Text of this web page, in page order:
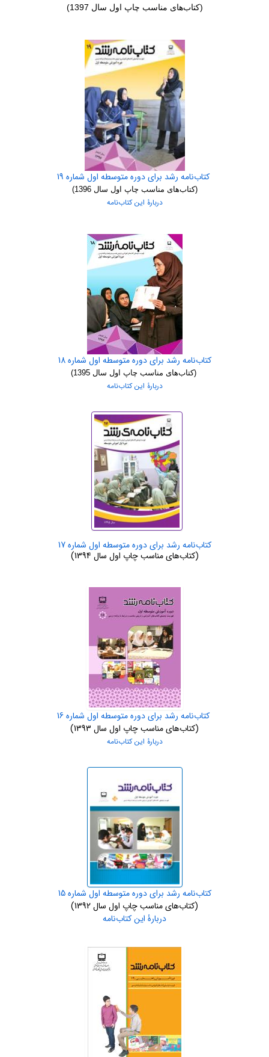
(کتاب‌های مناسب چاپ اول سال 1397)
کتاب‌نامه رشد برای دوره متوسطه اول شماره 19
(کتاب‌های مناسب چاپ اول سال 1396)
دربارۀ این کتاب‌نامه
کتاب‌نامه رشد برای دوره متوسطه اول شماره 18
(کتاب‌های مناسب چاپ اول سال 1395)
دربارۀ این کتاب‌نامه
کتاب‌نامه رشد برای دوره متوسطه اول شماره 17
(کتاب‌های مناسب چاپ اول سال 1394)
کتاب‌نامه رشد برای دوره متوسطه اول شماره 16
(کتاب‌های مناسب چاپ اول سال 1393)
دربارۀ این کتاب‌نامه
کتاب‌نامه رشد برای دوره متوسطه اول شماره 15
(کتاب‌های مناسب چاپ اول سال 1392)
دربارۀ این کتاب‌نامه